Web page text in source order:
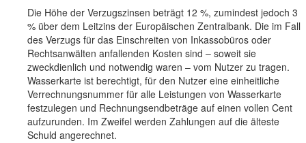
Die Höhe der Verzugszinsen beträgt 12 %, zumindest jedoch 3
% über dem Leitzins der Europäischen Zentralbank. Die im Fall
des Verzugs für das Einschreiten von Inkassobüros oder
Rechtsanwälten anfallenden Kosten sind – soweit sie
zweckdienlich und notwendig waren – vom Nutzer zu tragen.
Wasserkarte ist berechtigt, für den Nutzer eine einheitliche
Verrechnungsnummer für alle Leistungen von Wasserkarte
festzulegen und Rechnungsendbeträge auf einen vollen Cent
aufzurunden. Im Zweifel werden Zahlungen auf die älteste
Schuld angerechnet.